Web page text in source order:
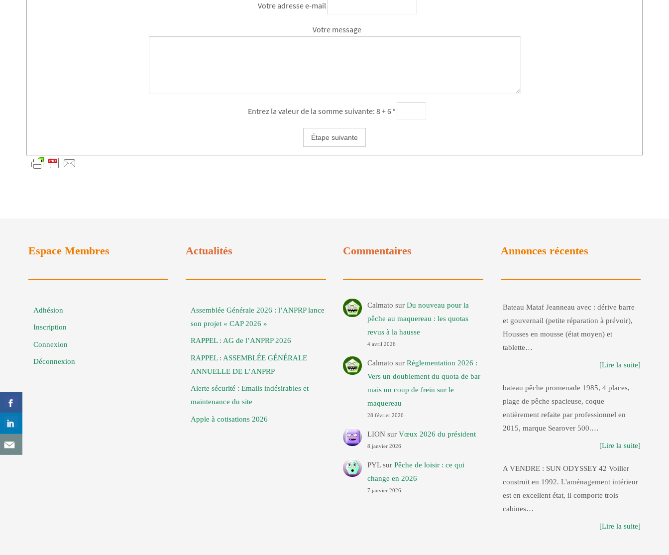
Votre adresse e-mail
Votre message
Entrez la valeur de la somme suivante: 8 + 6*
Espace Membres
Adhésion
Inscription
Connexion
Déconnexion
Actualités
Assemblée Générale 2026 : l’ANPRP lance
son projet « CAP 2026 »
RAPPEL : AG de l’ANPRP 2026
RAPPEL : ASSEMBLÉE GÉNÉRALE
ANNUELLE DE L’ANPRP
Alerte sécurité : Emails indésirables et
maintenance du site
Apple à cotisations 2026
Commentaires
Calmato surDu nouveau pour la
pêche au maquereau : les quotas
revus à la hausse
4 avril 2026
Calmato surRéglementation 2026 :
Vers un doublement du quota de bar
mais un coup de frein sur le
maquereau
28 février 2026
LION surVœux 2026 du président
8 janvier 2026
PYLsurPêche de loisir : ce qui
change en 2026
7 janvier 2026
Annonces récentes
Bateau Mataf Jeanneau avec : dérive barre
et gouvernail (petite réparation à prévoir),
Housses en mousse (état moyen) et
tablette…
[Lire la suite]
bateau pêche promenade 1985, 4 places,
plage de pêche spacieuse, coque
entièrement refaite par professionnel en
2015, marque Searover 500.…
[Lire la suite]
A VENDRE : SUN ODYSSEY 42 Voilier
construit en 1992. L'aménagement intérieur
est en excellent état, il comporte trois
cabines…
[Lire la suite]